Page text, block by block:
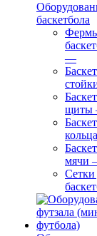
баскетбола
—
щиты
кольца
мячи
Сетки